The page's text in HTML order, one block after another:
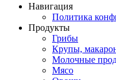
Навигация
Политика
Продукты
Грибы
Крупы,
Молочные
Мясо